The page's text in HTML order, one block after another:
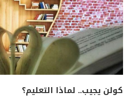
هذا النهج نهج أصيل
كولن يجيب.. لماذا التعليم؟